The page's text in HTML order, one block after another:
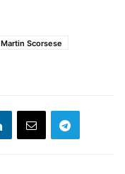
Martin Scorsese